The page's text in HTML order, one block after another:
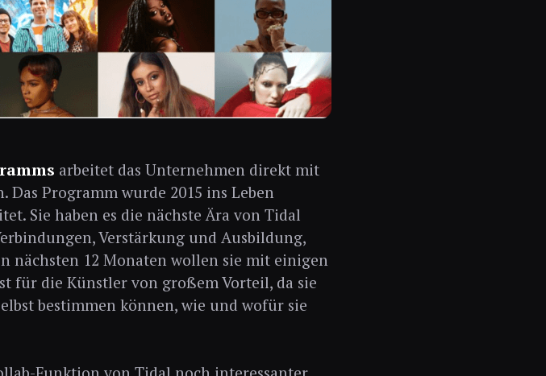
arbeitet das Unternehmen direkt mit
Programm wurde 2015 ins Leben
Sie haben es die nächste Ära von Tidal
Verstärkung und Ausbildung,
nächsten 12 Monaten wollen sie mit einigen
für die Künstler von großem Vorteil, da sie
bestimmen können, wie und wofür sie